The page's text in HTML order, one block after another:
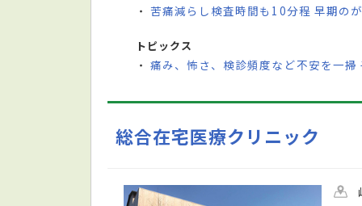
・苦痛減らし検査時間も10分程 早期の
トピックス
・痛み、怖さ、検診頻度など不安を一
総合在宅医療クリニック